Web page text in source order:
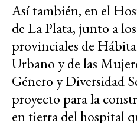
Así también, en el
de La Plata, junto a
provinciales de
Urbano y de las
Género y Diversidad
proyecto para la
en tierra del hospital